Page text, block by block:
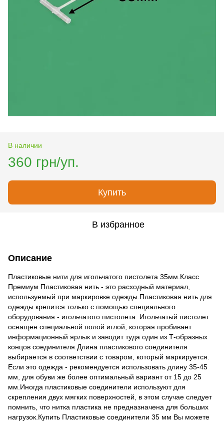
В наличии
360 грн/уп.
Купить
В избранное
Описание
Пластиковые нити для игольчатого пистолета 35мм.Класс
Премиум Пластиковая нить - это расходный материал,
используемый при маркировке одежды.Пластиковая нить для
одежды крепится только с помощью специального
оборудования - игольчатого пистолета. Игольчатый пистолет
оснащен специальной полой иглой, которая пробивает
информационный ярлык и заводит туда один из Т-образных
концов соединителя.Длина пластикового соединителя
выбирается в соответствии с товаром, который маркируется.
Если это одежда - рекомендуется использовать длину 35-45
мм, для обуви же более оптимальный вариант от 15 до 25
мм.Иногда пластиковые соединители используют для
скрепления двух мягких поверхностей, в этом случае следует
помнить, что нитка пластика не предназначена для больших
нагрузок.Купить Пластиковые соединители 35 мм Вы можете